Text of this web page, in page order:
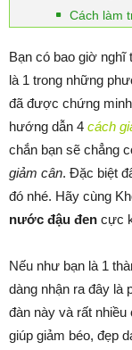
Cách làm
Bạn có bao giờ nghĩ
là 1 trong những
đã được chứng
hướng dẫn 4 cách
chắn bạn sẽ chẳng
giảm cân. Đặc biệt
đó nhé. Hãy cùng
nước đậu đen cực
Nếu như bạn là 1
dàng nhận ra đây là
đàn này và rất nhiều
giúp giảm béo, đẹp